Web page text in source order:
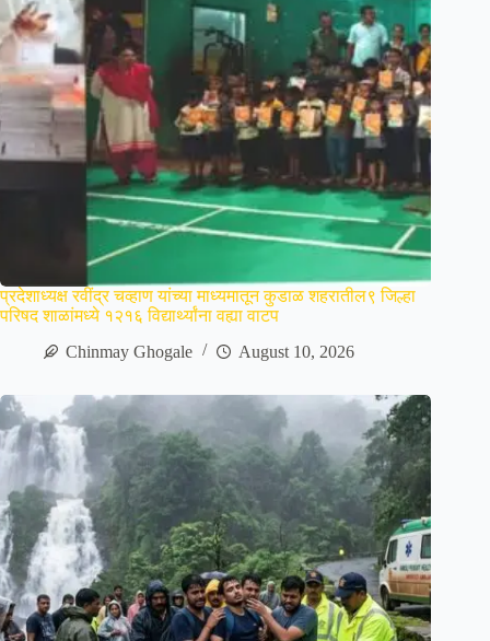
प्रदेशाध्यक्ष रवींद्र चव्हाण यांच्या माध्यमातून कुडाळ शहरातील९ जिल्हा
परिषद शाळांमध्ये १२१६ विद्यार्थ्यांना वह्या वाटप
Chinmay Ghogale
August 10, 2026